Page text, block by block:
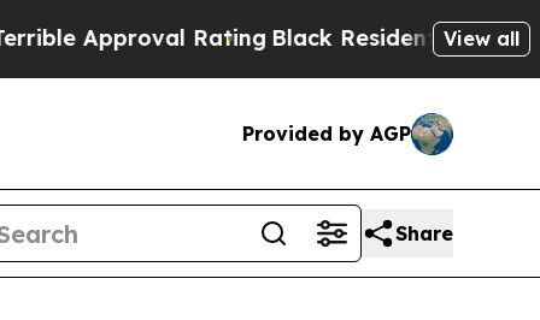
Approval RatingBlack Residents Warned of
View all
Provided by AGP
Share